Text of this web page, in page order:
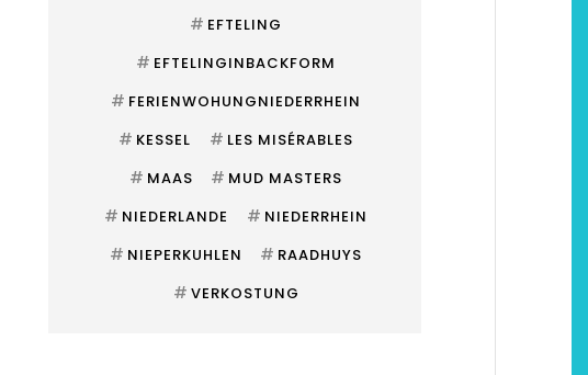
# EFTELING
# EFTELINGINBACKFORM
# FERIENWOHUNGNIEDERRHEIN
# KESSEL # LES MISÉRABLES
# MAAS # MUD MASTERS
# NIEDERLANDE # NIEDERRHEIN
# NIEPERKUHLEN # RAADHUYS
# VERKOSTUNG